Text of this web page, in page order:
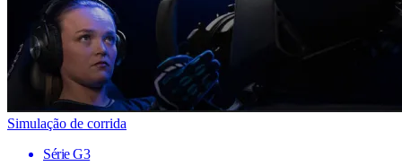
Simulação de corrida
Série G3